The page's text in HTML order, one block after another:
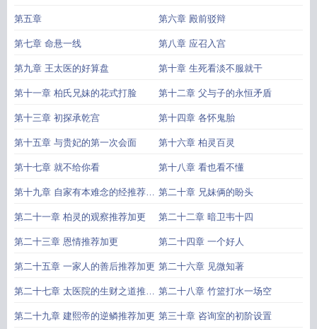
第五章 第六章 殿前驳辩
第七章 命悬一线 第八章 应召入宫
第九章 王太医的好算盘 第十章 生死看淡不服就干
第十一章 柏氏兄妹的花式打脸 第十二章 父与子的永恒矛盾
第十三章 初探承乾宫 第十四章 各怀鬼胎
第十五章 与贵妃的第一次会面 第十六章 柏灵百灵
第十七章 就不给你看 第十八章 看也看不懂
第十九章 自家有本难念的经推荐加
更
第二十章 兄妹俩的盼头
第二十一章 柏灵的观察推荐加更 第二十二章 暗卫韦十四
第二十三章 恩情推荐加更 第二十四章 一个好人
第二十五章 一家人的善后推荐加更 第二十六章 见微知著
第二十七章 太医院的生财之道推荐
加更
第二十八章 竹篮打水一场空
第二十九章 建熙帝的逆鳞推荐加更 第三十章 咨询室的初阶设置